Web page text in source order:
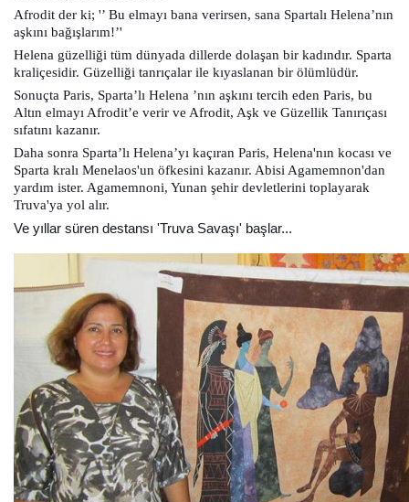
Afrodit der ki; '’ Bu elmayı bana verirsen, sana Spartalı Helena’nın
aşkını bağışlarım!’'
Helena güzelliği tüm dünyada dillerde dolaşan bir kadındır. Sparta
kraliçesidir. Güzelliği tanrıçalar ile kıyaslanan bir ölümlüdür.
Sonuçta Paris, Sparta’lı Helena ’nın aşkını tercih eden Paris, bu
Altın elmayı Afrodit’e verir ve Afrodit, Aşk ve Güzellik Tanırıçası
sıfatını kazanır.
Daha sonra Sparta’lı Helena’yı kaçıran Paris, Helena'nın kocası ve
Sparta kralı Menelaos'un öfkesini kazanır. Abisi Agamemnon'dan
yardım ister. Agamemnoni, Yunan şehir devletlerini toplayarak
Truva'ya yol alır.
Ve yıllar süren destansı 'Truva Savaşı' başlar...